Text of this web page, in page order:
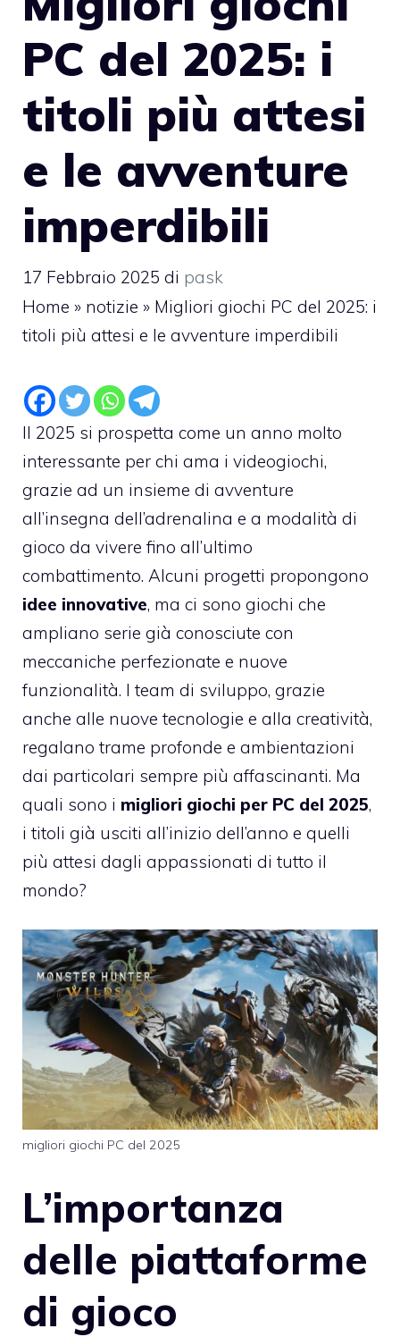
PC del 2025: i
titoli più attesi
e le avventure
imperdibili
17 Febbraio 2025 di pask
Home » notizie » Migliori giochi PC del 2025: i
titoli più attesi e le avventure imperdibili
Il 2025 si prospetta come un anno molto
interessante per chi ama i videogiochi,
grazie ad un insieme di avventure
all’insegna dell’adrenalina e a modalità di
gioco da vivere fino all’ultimo
combattimento. Alcuni progetti propongono
idee innovative, ma ci sono giochi che
ampliano serie già conosciute con
meccaniche perfezionate e nuove
funzionalità. I team di sviluppo, grazie
anche alle nuove tecnologie e alla creatività,
regalano trame profonde e ambientazioni
dai particolari sempre più affascinanti. Ma
quali sono i migliori giochi per PC del 2025,
i titoli già usciti all’inizio dell’anno e quelli
più attesi dagli appassionati di tutto il
mondo?
migliori giochi PC del 2025
L’importanza
delle piattaforme
di gioco